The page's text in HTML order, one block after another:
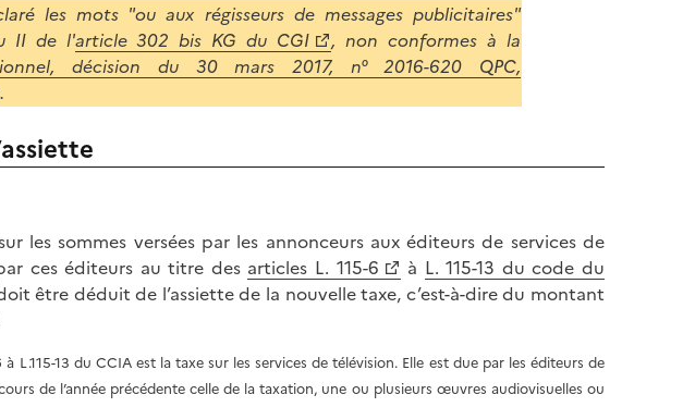
les mots "ou aux régisseurs de messages publicitaires"
II de l'article 302 bis KG du CGI
, non conformes à la
décision du 30 mars 2017, n° 2016-620 QPC,
les sommes versées par les annonceurs aux éditeurs de services de
ces éditeurs au titre des articles L. 115-6 à L. 115-13 du code du
être déduit de l’assiette de la nouvelle taxe, c’est-à-dire du montant
L.115-13 du CCIA est la taxe sur les services de télévision. Elle est due par les éditeurs de
de l’année précédente celle de la taxation, une ou plusieurs œuvres audiovisuelles ou